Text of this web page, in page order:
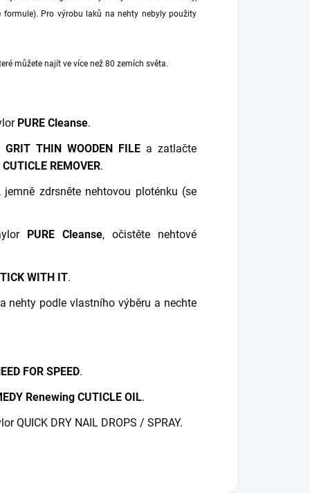
Pro výrobu laků na nehty nebyly použity
můžete najít ve více než 80 zemích světa.
PURE Cleanse.
THIN WOODEN FILEa zatlačte
REMOVER.
jemně zdrsněte nehtovou ploténku (se
PURE Cleanse, očistěte nehtové
WITH IT.
nehty podle vlastního výběru a nechte
FOR SPEED.
Renewing CUTICLE OIL.
QUICK DRY NAIL DROPS / SPRAY.